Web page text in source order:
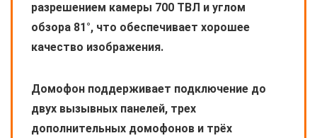
разрешением камеры 700 ТВЛ и углом
обзора 81°, что обеспечивает хорошее
качество изображения.
Домофон поддерживает подключение до
двух вызывных панелей, трех
дополнительных домофонов и трёх